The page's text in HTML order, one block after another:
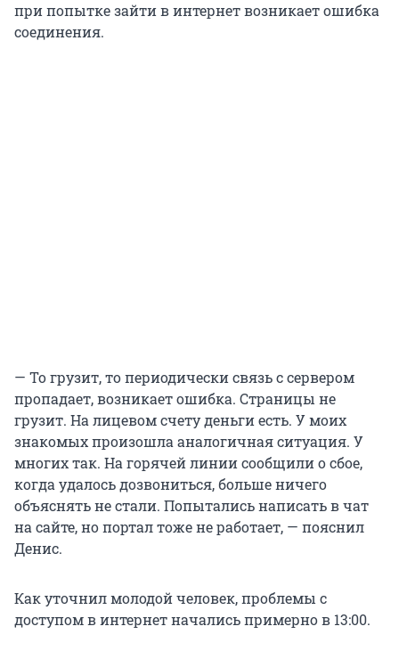
при попытке зайти в интернет возникает ошибка
соединения.
— То грузит, то периодически связь с сервером
пропадает, возникает ошибка. Страницы не
грузит. На лицевом счету деньги есть. У моих
знакомых произошла аналогичная ситуация. У
многих так. На горячей линии сообщили о сбое,
когда удалось дозвониться, больше ничего
объяснять не стали. Попытались написать в чат
на сайте, но портал тоже не работает, — пояснил
Денис.
Как уточнил молодой человек, проблемы с
доступом в интернет начались примерно в 13:00.